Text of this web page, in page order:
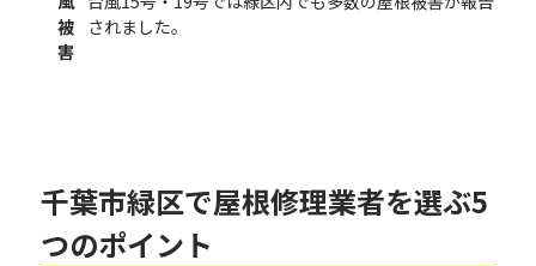
被
害
されました。
千葉市緑区で屋根修理業者を選ぶ5
つのポイント